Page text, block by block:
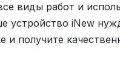
виды работ и
устройство iNew
и получите